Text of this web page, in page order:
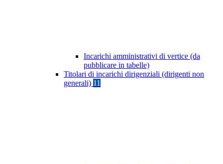
Incarichi amministrativi di vertice (da
pubblicare in tabelle)
Titolari di incarichi dirigenziali (dirigenti non
generali) 11